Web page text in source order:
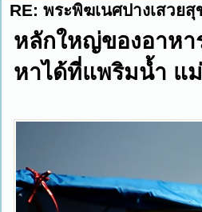
RE: พระพิฆเนศปางเสวย
หลักใหญ่ของอาหา
หาได้ที่แพริมน้ำ แ